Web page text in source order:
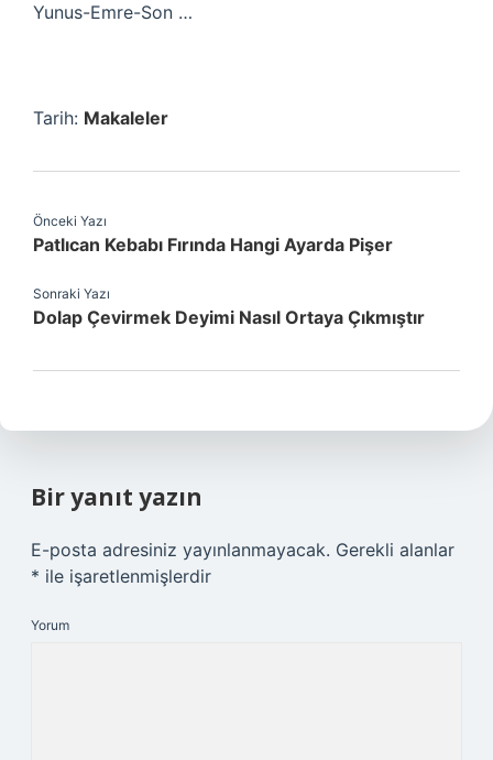
Yunus-Emre-Son …
Tarih: Makaleler
Önceki Yazı
Patlıcan Kebabı Fırında Hangi Ayarda Pişer
Sonraki Yazı
Dolap Çevirmek Deyimi Nasıl Ortaya Çıkmıştır
Bir yanıt yazın
E-posta adresiniz yayınlanmayacak. Gerekli alanlar
* ile işaretlenmişlerdir
Yorum